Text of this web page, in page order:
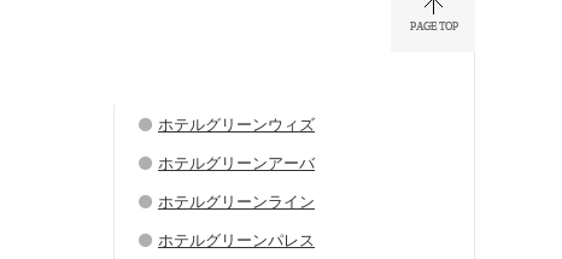
ホテルグリーンウィズ
ホテルグリーンアーバ
ホテルグリーンライン
ホテルグリーンパレス